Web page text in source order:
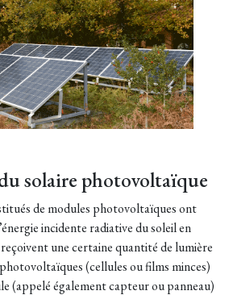
solaire photovoltaïque
de modules photovoltaïques ont
incidente radiative du soleil en
une certaine quantité de lumière
(cellules ou films minces)
(appelé également capteur ou panneau)